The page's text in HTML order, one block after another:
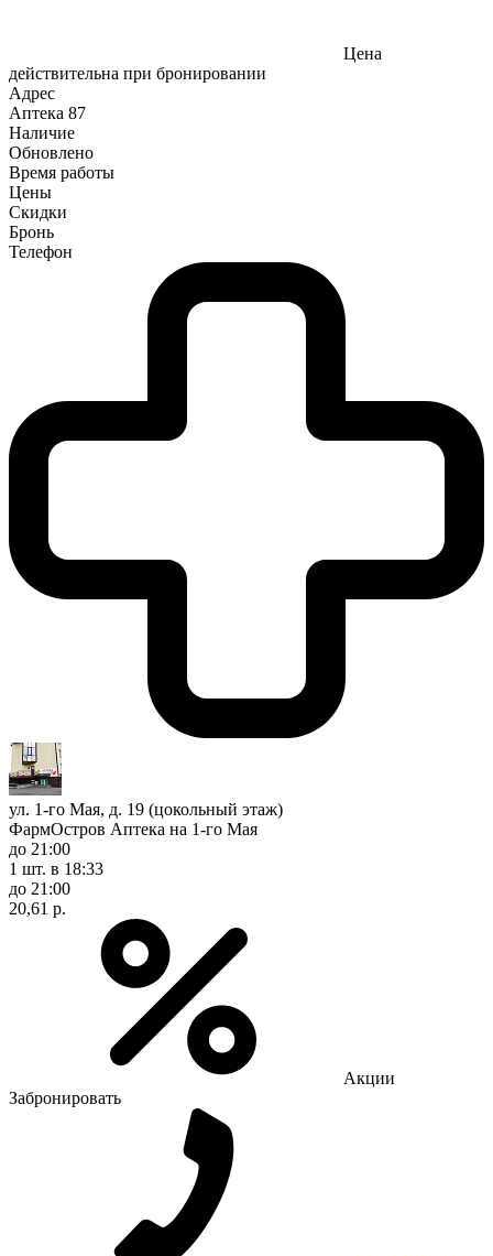
Цена
действительна при бронировании
Адрес
Аптека 87
Наличие
Обновлено
Время работы
Цены
Скидки
Бронь
Телефон
ул. 1-го Мая, д. 19 (цокольный этаж)
ФармОстров Аптека на 1-го Мая
до 21:00
1 шт. в 18:33
до 21:00
20,61 р.
Акции
Забронировать